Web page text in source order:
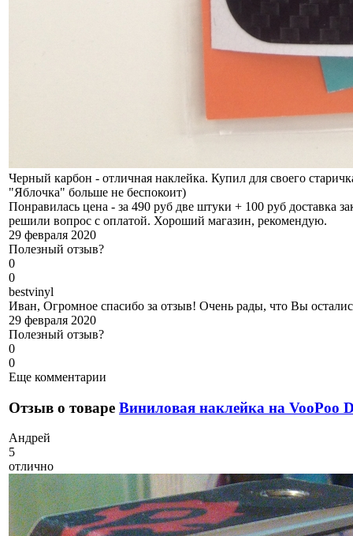
Черный карбон - отличная наклейка. Купил для своего
"Яблочка" больше не беспокоит)
Понравилась цена - за 490 руб две штуки + 100 руб доставка
решили вопрос с оплатой. Хороший магазин, рекомендую.
29 февраля 2020
Полезный отзыв?
0
0
bestvinyl
Иван, Огромное спасибо за отзыв! Очень рады, что Вы
29 февраля 2020
Полезный отзыв?
0
0
Еще комментарии
Отзыв о товаре Виниловая наклейка на VooPoo
Андрей
5
отлично